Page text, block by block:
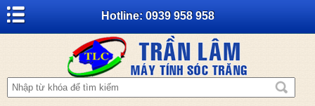
Hotline: 0939 958 958